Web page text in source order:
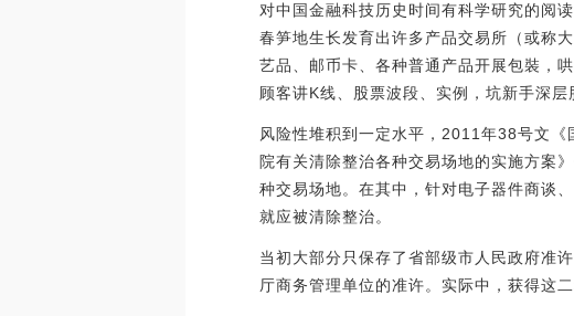
对中国金融科技历史时间有科学研究的阅
春笋地生长发育出许多产品交易所（或称
艺品、邮币卡、各种普通产品开展包裝，
顾客讲K线、股票波段、实例，坑新手深层
风险性堆积到一定水平，2011年38号文
院有关清除整治各种交易场地的实施方案
种交易场地。在其中，针对电子器件商谈
就应被清除整治。
当初大部分只保存了省部级市人民政府准
厅商务管理单位的准许。实际中，获得这